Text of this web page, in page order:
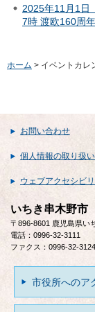
2025年11月1日
7時 渡欧160周
ホーム > イベントカレ
お問い合わせ
個人情報の取り扱
ウェブアクセシビ
いちき串木野市
〒896-8601 鹿児島県い
電話：0996-32-3111
ファクス：0996-32-3124
市役所へのア